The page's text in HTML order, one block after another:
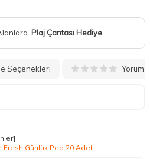
Plaj Çantası Hediye
Seçenekleri Yorum
Günlük Ped 20 Adet